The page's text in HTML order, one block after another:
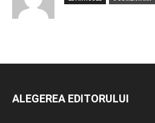
ALEGEREA EDITORULUI